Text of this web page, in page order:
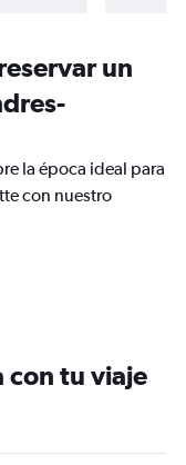
un
la época ideal para
con nuestro
con tu viaje